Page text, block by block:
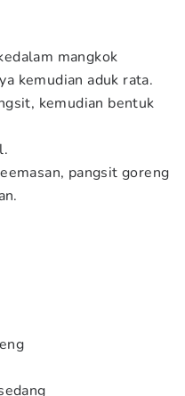
mangkok
kemudian aduk rata.
kemudian bentuk
pangsit goreng